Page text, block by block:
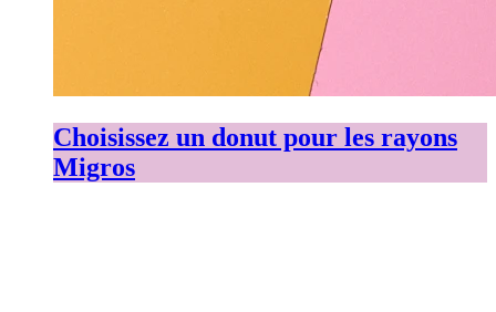
Choisissez un donut pour les rayons
Migros